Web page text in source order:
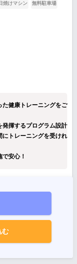
焼けマシン 無料駐車場
健康トレーニングをご
発揮するプログラム設計
トレーニングを受けれ
安心！
む